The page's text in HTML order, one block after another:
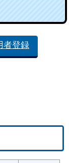
者登録